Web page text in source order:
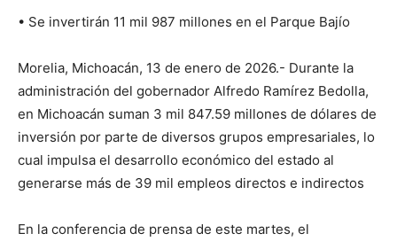
• Se invertirán 11 mil 987 millones en el Parque Bajío
Morelia, Michoacán, 13 de enero de 2026.- Durante la
administración del gobernador Alfredo Ramírez Bedolla,
en Michoacán suman 3 mil 847.59 millones de dólares de
inversión por parte de diversos grupos empresariales, lo
cual impulsa el desarrollo económico del estado al
generarse más de 39 mil empleos directos e indirectos
En la conferencia de prensa de este martes, el